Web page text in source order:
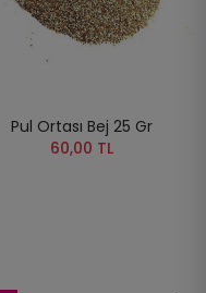
Pul Ortası Bej 25 Gr
60,00 TL